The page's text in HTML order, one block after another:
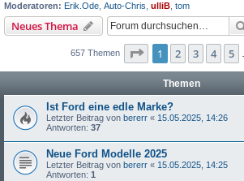
Moderatoren: Erik.Ode Auto-Chris ulliB tom
Neues Thema
657 Themen Seite 1von 14
1 2 3 4 5
Themen
Ist Ford eine edle Marke?
Letzter Beitrag von bererr « 15.05.2025, 14:26
Antworten: 37
Neue Ford Modelle 2025
Letzter Beitrag von bererr « 15.05.2025, 14:25
Antworten: 1